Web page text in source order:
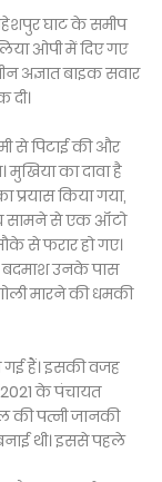
घाट के समीप
ओपी में दिए गए
अज्ञात बाइक सवार
से पिटाई की और
का दावा है
प्रयास किया गया,
सामने से एक ऑटो
से फरार हो गए।
उनके पास
मारने की धमकी
गई हैं। इसकी वजह
2021 के पंचायत
की पत्नी जानकी
थी। इससे पहले